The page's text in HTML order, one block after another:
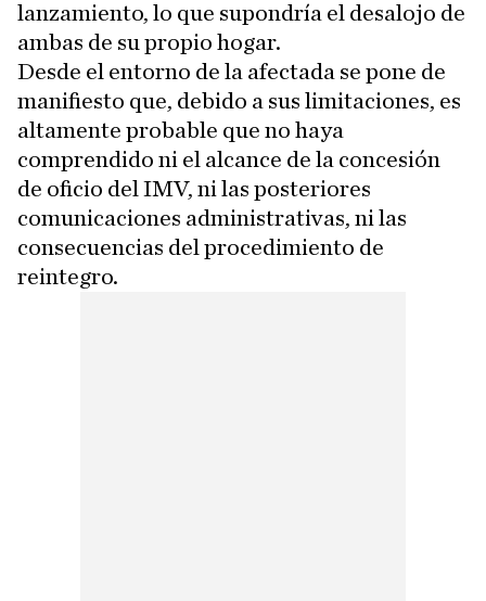
lanzamiento, lo que supondría el desalojo de
ambas de su propio hogar.
Desde el entorno de la afectada se pone de
manifiesto que, debido a sus limitaciones, es
altamente probable que no haya
comprendido ni el alcance de la concesión
de oficio del IMV, ni las posteriores
comunicaciones administrativas, ni las
consecuencias del procedimiento de
reintegro.